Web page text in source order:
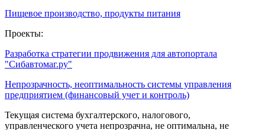
Пищевое производство, продукты питания
Проекты:
Разработка стратегии продвижения для автопортала
"Сибавтомаг.ру"
Непрозрачность, неоптимальность системы управления
предприятием (финансовый учет и контроль)
Текущая система бухгалтерского, налогового,
управленческого учета непрозрачна, не оптимальна, не